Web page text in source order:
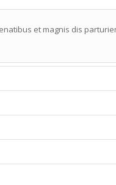
et magnis dis